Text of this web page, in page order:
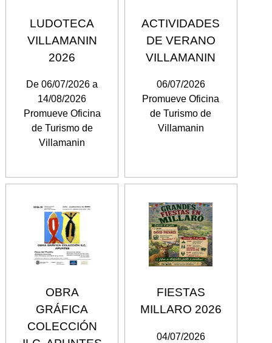
LUDOTECA
VILLAMANIN
2026
De 06/07/2026 a
14/08/2026
Promueve Oficina
de Turismo de
Villamanin
ACTIVIDADES
DE VERANO
VILLAMANIN
06/07/2026
Promueve Oficina
de Turismo de
Villamanin
OBRA
GRÁFICA
COLECCIÓN
FIESTAS
MILLARO 2026
04/07/2026